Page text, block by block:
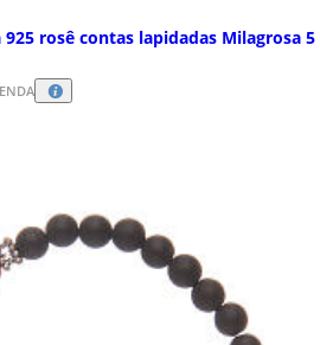
rosê contas lapidadas Milagrosa 5